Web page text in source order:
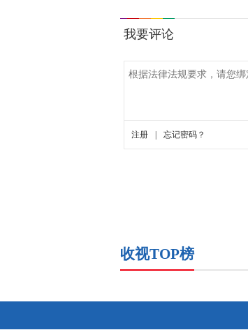
收视TOP榜